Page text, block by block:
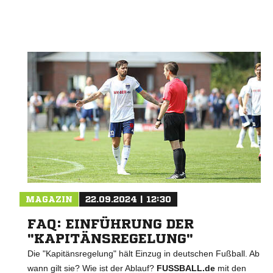
MAGAZIN 22.09.2024 | 12:30
FAQ: EINFÜHRUNG DER
"KAPITÄNSREGELUNG"
Die "Kapitänsregelung" hält Einzug in deutschen Fußball. Ab
wann gilt sie? Wie ist der Ablauf? FUSSBALL.de mit den